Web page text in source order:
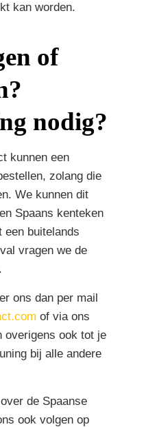
kan worden.
of
nodig?
kunnen een
zolang die
We kunnen dit
Spaans kenteken
een buitelands
vragen we de
ons dan per mail
of via ons
overigens ook tot je
bij alle andere
de Spaanse
ook volgen op